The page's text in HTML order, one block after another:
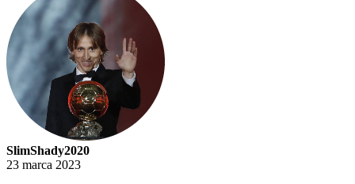
SlimShady2020
23 marca 2023